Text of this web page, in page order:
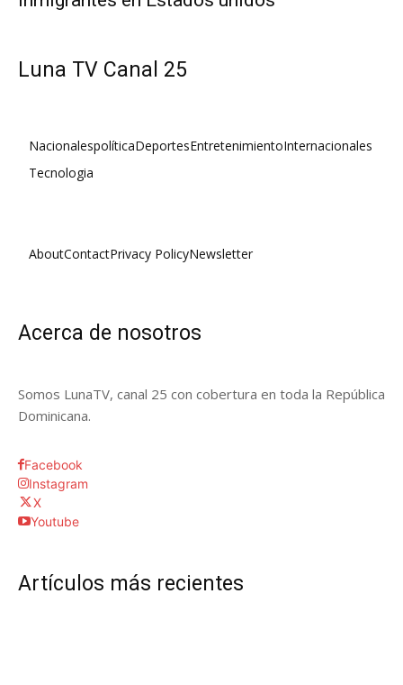
Luna TV Canal 25
NacionalespolíticaDeportesEntretenimientoInternacionales
Tecnologia
AboutContactPrivacy PolicyNewsletter
Acerca de nosotros
Somos LunaTV, canal 25 con cobertura en toda la República
Dominicana.
Facebook
Instagram
X
Youtube
Artículos más recientes